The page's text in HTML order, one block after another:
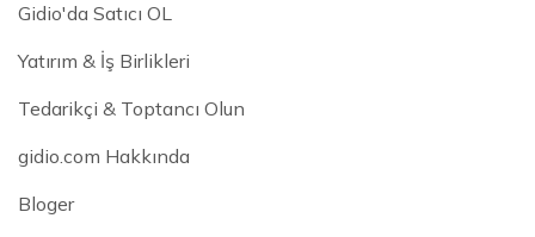
Gidio'da Satıcı OL
Yatırım & İş Birlikleri
Tedarikçi & Toptancı Olun
gidio.com Hakkında
Bloger